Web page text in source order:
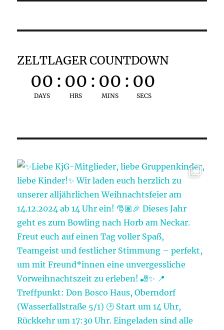
ZELTLAGER COUNTDOWN
00
DAYS
: 00
HRS
: 00
MINS
: 00
SECS